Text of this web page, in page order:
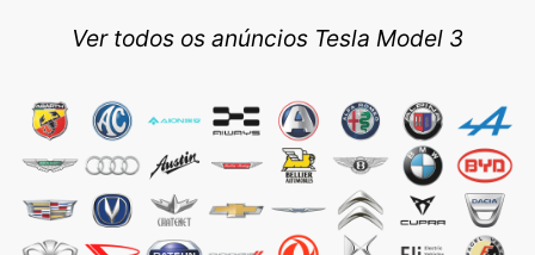
Ver todos os anúncios Tesla Model 3